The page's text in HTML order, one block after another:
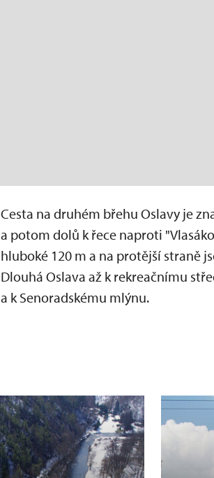
Cesta na druhém břehu Oslavy je
a potom dolů k řece naproti
hluboké 120 m a na protější straně
Dlouhá Oslava až k rekreačnímu
a k Senoradskému mlýnu.